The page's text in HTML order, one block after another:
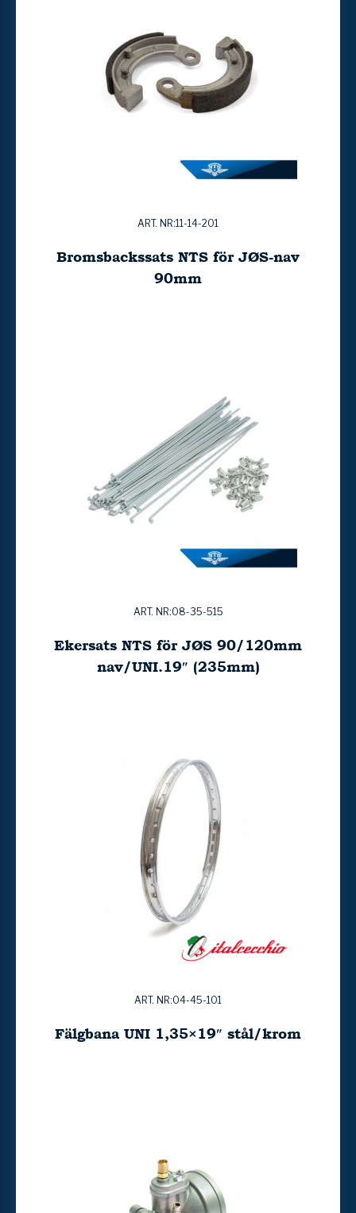
ART. NR:11-14-201
Bromsbackssats NTS för JØS-nav
90mm
ART. NR:08-35-515
Ekersats NTS för JØS 90/120mm
nav/UNI.19″ (235mm)
ART. NR:04-45-101
Fälgbana UNI 1,35×19″ stål/krom